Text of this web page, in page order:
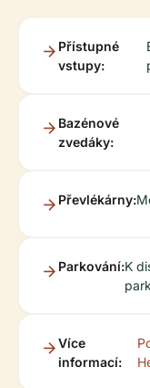
Přístupné
vstupy:
Bazénové
zvedáky:
Převlékárny:
Parkování:K
Více
informací: